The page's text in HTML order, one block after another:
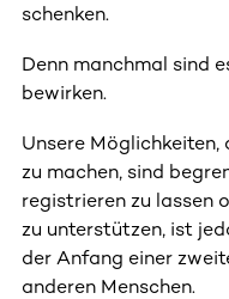
schenken.
Denn manchmal sind
bewirken.
Unsere Möglichkeiten,
zu machen, sind
registrieren zu lassen
zu unterstützen, ist
der Anfang einer
anderen Menschen.